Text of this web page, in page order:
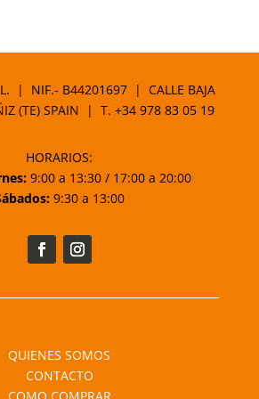
€.| NIF.- B44201697 | CALLE BAJA
(TE) SPAIN | T.+34 978 83 05 19
HORARIOS:
9:00 a 13:30 / 17:00 a 20:00
9:30 a 13:00
QUIENES SOMOS
CONTACTO